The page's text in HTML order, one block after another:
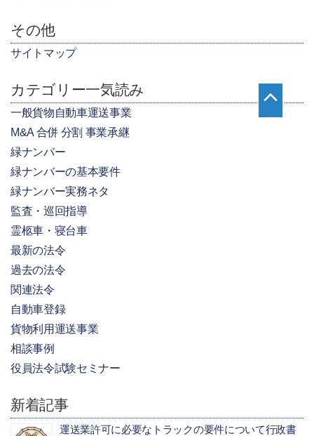
その他
サイトマップ
カテゴリー一気読み
一般貨物自動車運送事業
M&A 合併 分割 事業承継
緑ナンバー
緑ナンバーの基本要件
緑ナンバー実務ネタ
監査・巡回指導
霊柩車・寝台車
最新の法令
過去の法令
関連法令
自動車登録
貨物利用運送事業
相談事例
役員法令試験セミナー
新着記事
運送業許可に必要なトラックの要件について行政書